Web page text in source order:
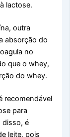
lactose.
outra
absorção do
no
que o whey,
do whey.
recomendável
para
disso, é
leite, pois